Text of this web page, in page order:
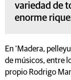
variedad de
enorme
En ‘Madera,
de músicos, entre
propio Rodrigo